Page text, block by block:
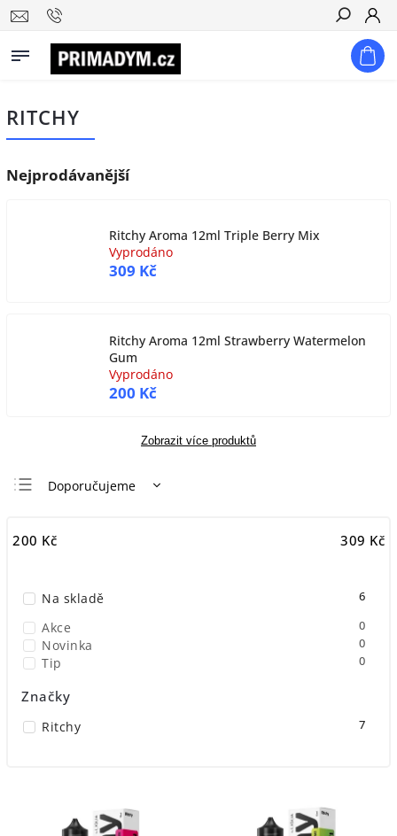
Hledat
RITCHY
Nejprodávanější
Ritchy Aroma 12ml Triple Berry Mix
Vyprodáno
309 Kč
Ritchy Aroma 12ml Strawberry Watermelon
Gum
Vyprodáno
200 Kč
Zobrazit více produktů
Doporučujeme
Nejdražší
Abecedně
200 Kč 309 Kč
Na skladě 6
Akce 0
Novinka 0
Tip 0
Značky
Ritchy 7